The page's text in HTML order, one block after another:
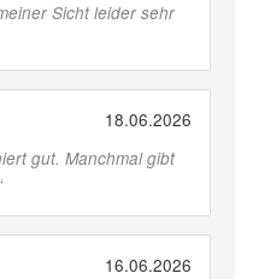
Sicht leider sehr
18.06.2026
gut. Manchmal gibt
16.06.2026